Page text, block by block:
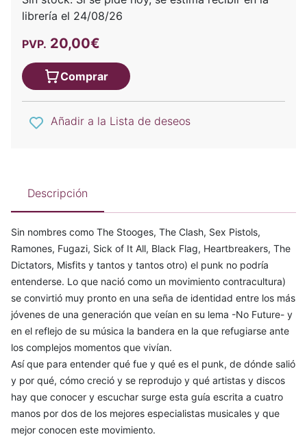
librería el 24/08/26
PVP. 20,00€
Comprar
Añadir a la Lista de deseos
Descripción
Sin nombres como The Stooges, The Clash, Sex Pistols,
Ramones, Fugazi, Sick of It All, Black Flag, Heartbreakers, The
Dictators, Misfits y tantos y tantos otro) el punk no podría
entenderse. Lo que nació como un movimiento contracultura)
se convirtió muy pronto en una seña de identidad entre los más
jóvenes de una generación que veían en su lema -No Future- y
en el reflejo de su música la bandera en la que refugiarse ante
los complejos momentos que vivían.
Así que para entender qué fue y qué es el punk, de dónde salió
y por qué, cómo creció y se reprodujo y qué artistas y discos
hay que conocer y escuchar surge esta guía escrita a cuatro
manos por dos de los mejores especialistas musicales y que
mejor conocen este movimiento.